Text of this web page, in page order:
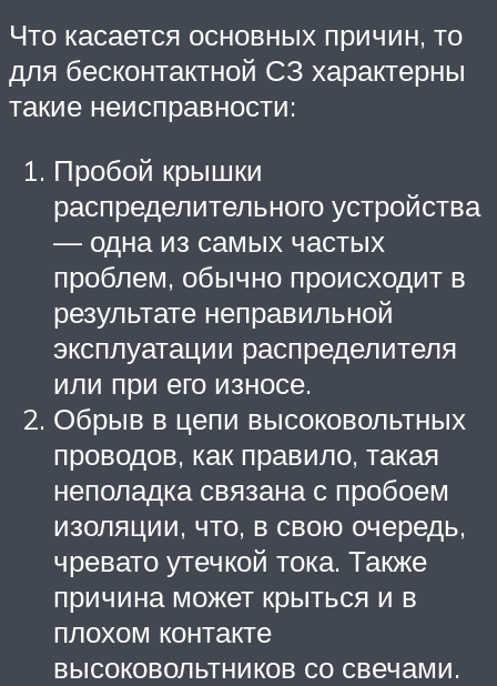
Что касается основных причин, то
для бесконтактной СЗ характерны
такие неисправности:
Пробой крышки
распределительного устройства
— одна из самых частых
проблем, обычно происходит в
результате неправильной
эксплуатации распределителя
или при его износе.
Обрыв в цепи высоковольтных
проводов, как правило, такая
неполадка связана с пробоем
изоляции, что, в свою очередь,
чревато утечкой тока. Также
причина может крыться и в
плохом контакте
высоковольтников со свечами.